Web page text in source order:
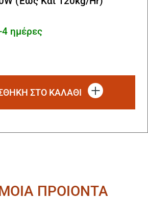
ημέρες
ΣΤΟ ΚΑΛΑΘΙ
ΠΡΟΙΟΝΤΑ